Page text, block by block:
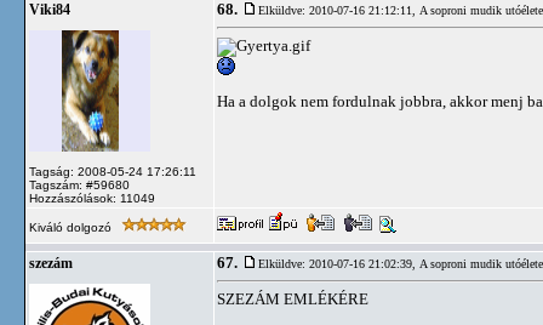
Viki84
Tagság: 2008-05-24 17:26:11
Tagszám: #59680
Hozzászólások: 11049
68. Elküldve: 2010-07-16 21:12:11, A soproni mudik utóélete
Ha a dolgok nem fordulnak jobbra, akkor menj
Kiváló dolgozó
szezám 67. Elküldve: 2010-07-16 21:02:39, A soproni mudik utóélete
SZEZÁM EMLÉKÉRE